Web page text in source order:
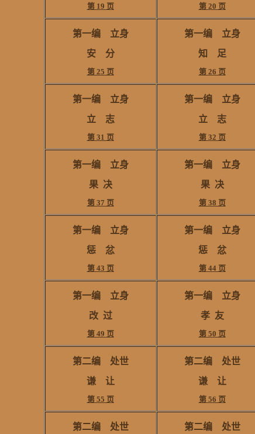
第 19 页 第 20 页
第一编 立身
安 分
第 25 页
第一编 立身
知 足
第 26 页
第一编 立身
立 志
第 31 页
第一编 立身
立 志
第 32 页
第一编 立身
果 决
第 37 页
第一编 立身
果 决
第 38 页
第一编 立身
惩 忿
第 43 页
第一编 立身
惩 忿
第 44 页
第一编 立身
改 过
第 49 页
第一编 立身
孝 友
第 50 页
第二编 处世
谦 让
第 55 页
第二编 处世
谦 让
第 56 页
第二编 处世
第二编 处世